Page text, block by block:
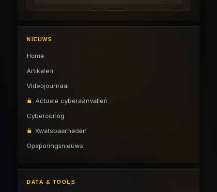
NIEUWS
Home
Artikelen
Videojournaal
Actuele cyberaanvallen
Cyberoorlog
Kwetsbaarheden
Opsporingsnieuws
DATA & TOOLS